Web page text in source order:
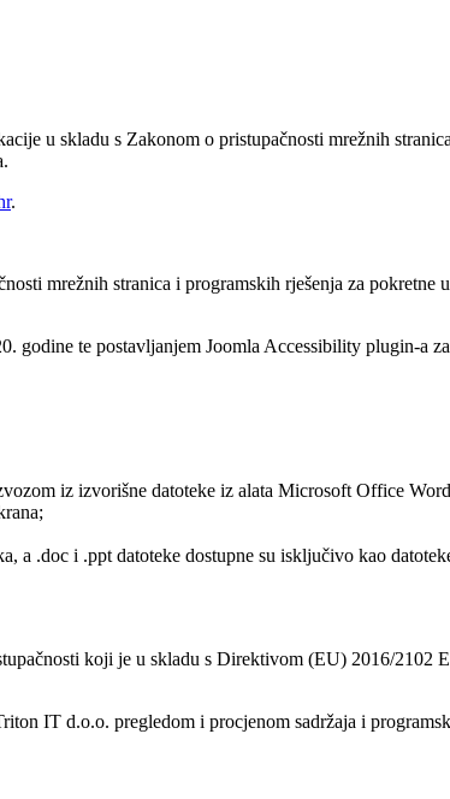
u skladu s Zakonom o pristupačnosti mrežnih
.
mrežnih stranica i programskih rješenja za
te postavljanjem Joomla Accessibility plugin-a
iz izvorišne datoteke iz alata Microsoft Office
a .doc i .ppt datoteke dostupne su isključivo kao
koji je u skladu s Direktivom (EU) 2016/2102
IT d.o.o. pregledom i procjenom sadržaja i